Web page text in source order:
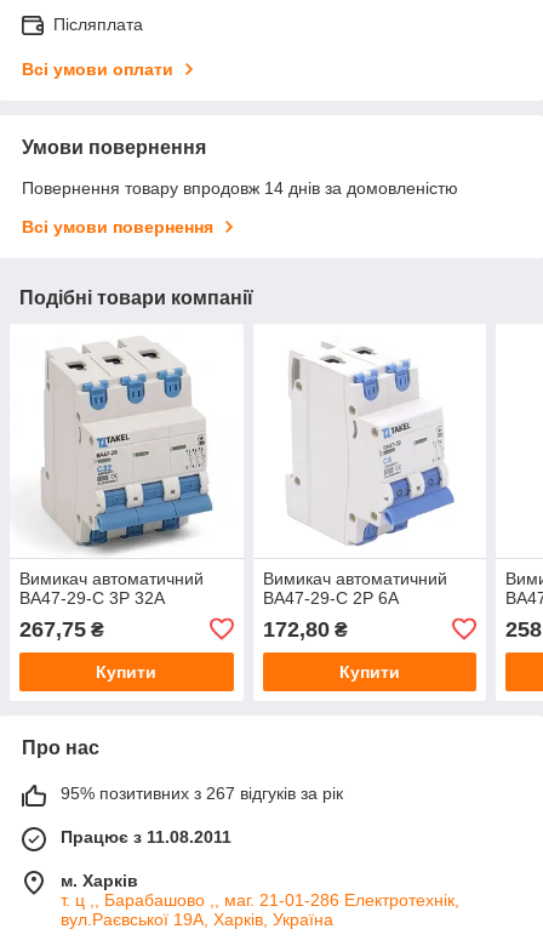
Післяплата
Всі умови оплати
Умови повернення
Повернення товару впродовж 14 днів за домовленістю
Всі умови повернення
Подібні товари компанії
Вимикач автоматичний
ВА47-29-С 3Р 32А
267,75 ₴
Купити
Вимикач автоматичний
ВА47-29-С 2Р 6А
172,80₴
Купити
Про нас
95% позитивних з 267 відгуків за рік
Працює з 11.08.2011
м. Харків
т. ц ,, Барабашово ,, маг. 21-01-286 Електротехнік,
вул.Раєвської 19А, Харків, Україна